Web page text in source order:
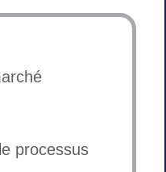
processus